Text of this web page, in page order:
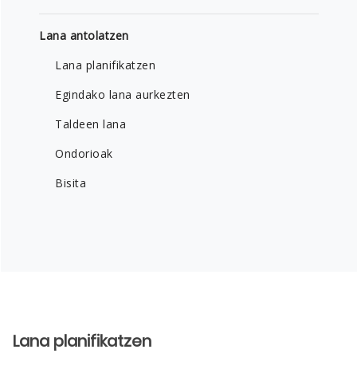
Lana antolatzen
Lana planifikatzen
Egindako lana aurkezten
Taldeen lana
Ondorioak
Bisita
Lana planifikatzen